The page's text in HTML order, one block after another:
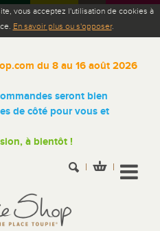
vous acceptez l'utilisation de cookies à
En savoir plus ou s'opposer.
du 8 au 16 août 2026
seront bien
de côté pour vous et
à bientôt !